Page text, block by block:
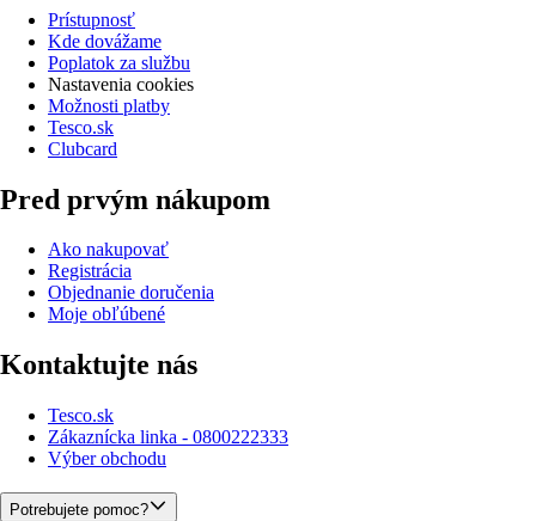
Prístupnosť
Kde dovážame
Poplatok za službu
Nastavenia cookies
Možnosti platby
Tesco.sk
Clubcard
Pred prvým nákupom
Ako nakupovať
Registrácia
Objednanie doručenia
Moje obľúbené
Kontaktujte nás
Tesco.sk
Zákaznícka linka - 0800222333
Výber obchodu
Potrebujete pomoc?